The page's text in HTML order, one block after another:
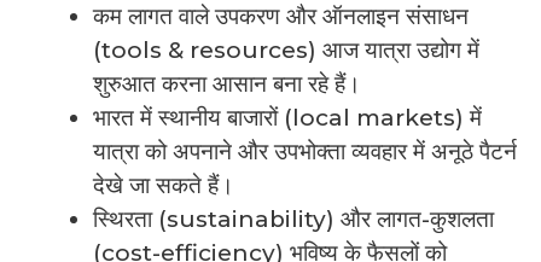
कम लागत वाले उपकरण और ऑनलाइन संसाधन
(tools & resources) आज यात्रा उद्योग में
शुरुआत करना आसान बना रहे हैं।
भारत में स्थानीय बाजारों (local markets) में
यात्रा को अपनाने और उपभोक्ता व्यवहार में अनूठे पैटर्न
देखे जा सकते हैं।
स्थिरता (sustainability) और लागत-कुशलता
(cost-efficiency) भविष्य के फैसलों को